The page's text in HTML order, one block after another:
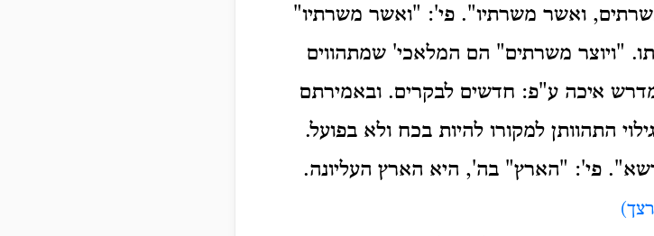
ואשר משרתיו". פי': "ואשר משרתיו"
"ויוצר משרתים" הם המלאכי' שמתהווים
איכה ע"פ: חדשים לבקרים. ובאמירתם
התהוותן למקורו להיות בכח ולא בפועל.
פי': "הארץ" בה', היא הארץ העליונה.